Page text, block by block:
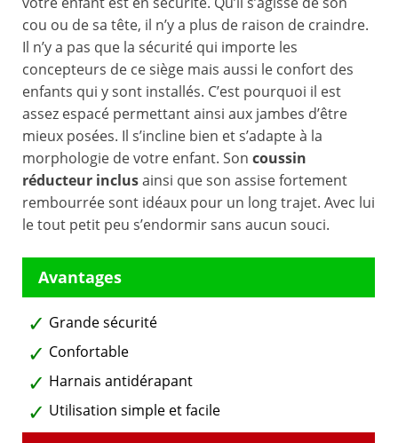
cou ou de sa tête, il n’y a plus de raison de craindre.
Il n’y a pas que la sécurité qui importe les
concepteurs de ce siège mais aussi le confort des
enfants qui y sont installés. C’est pourquoi il est
assez espacé permettant ainsi aux jambes d’être
mieux posées. Il s’incline bien et s’adapte à la
morphologie de votre enfant. Son coussin
réducteur inclusainsi que son assise fortement
rembourrée sont idéaux pour un long trajet. Avec lui
le tout petit peu s’endormir sans aucun souci.
Grande sécurité
Confortable
Harnais antidérapant
Utilisation simple et facile